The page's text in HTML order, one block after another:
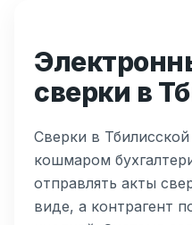
сверки в
Сверки в
кошмаром
отправлять акты
виде, а контрагент